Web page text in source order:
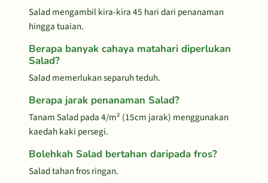
Salad mengambil kira-kira 45 hari dari penanaman
hingga tuaian.
Berapa banyak cahaya matahari diperlukan
Salad?
Salad memerlukan separuh teduh.
Berapa jarak penanaman Salad?
Tanam Salad pada 4/m² (15cm jarak) menggunakan
kaedah kaki persegi.
Bolehkah Salad bertahan daripada fros?
Salad tahan fros ringan.